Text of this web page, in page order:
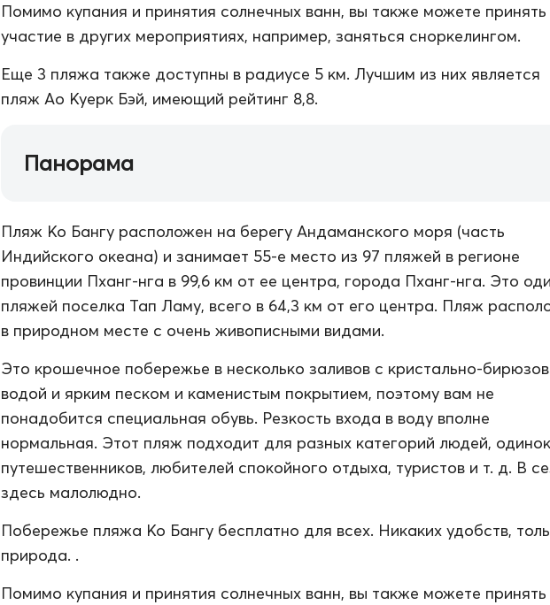
Помимо купания и принятия солнечных ванн, вы также можете принять
участие в других мероприятиях, например, заняться сноркелингом.
Еще 3 пляжа также доступны в радиусе 5 км. Лучшим из них является
пляж Ао Куерк Бэй, имеющий рейтинг 8,8.
Панорама
Пляж Ко Бангу расположен на берегу Андаманского моря (часть
Индийского океана) и занимает 55-е место из 97 пляжей в регионе
провинции Пханг-нга в 99,6 км от ее центра, города Пханг-нга. Это
пляжей поселка Тап Ламу, всего в 64,3 км от его центра. Пляж
в природном месте с очень живописными видами.
Это крошечное побережье в несколько заливов с кристально-
водой и ярким песком и каменистым покрытием, поэтому вам не
понадобится специальная обувь. Резкость входа в воду вполне
нормальная. Этот пляж подходит для разных категорий людей,
путешественников, любителей спокойного отдыха, туристов и т. д. В
здесь малолюдно.
Побережье пляжа Ко Бангу бесплатно для всех. Никаких удобств,
природа. .
Помимо купания и принятия солнечных ванн, вы также можете принять